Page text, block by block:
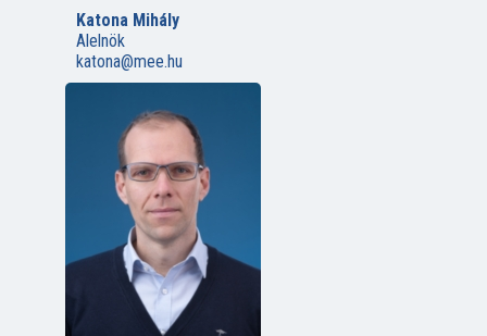
Katona Mihály
Alelnök
katona@mee.hu